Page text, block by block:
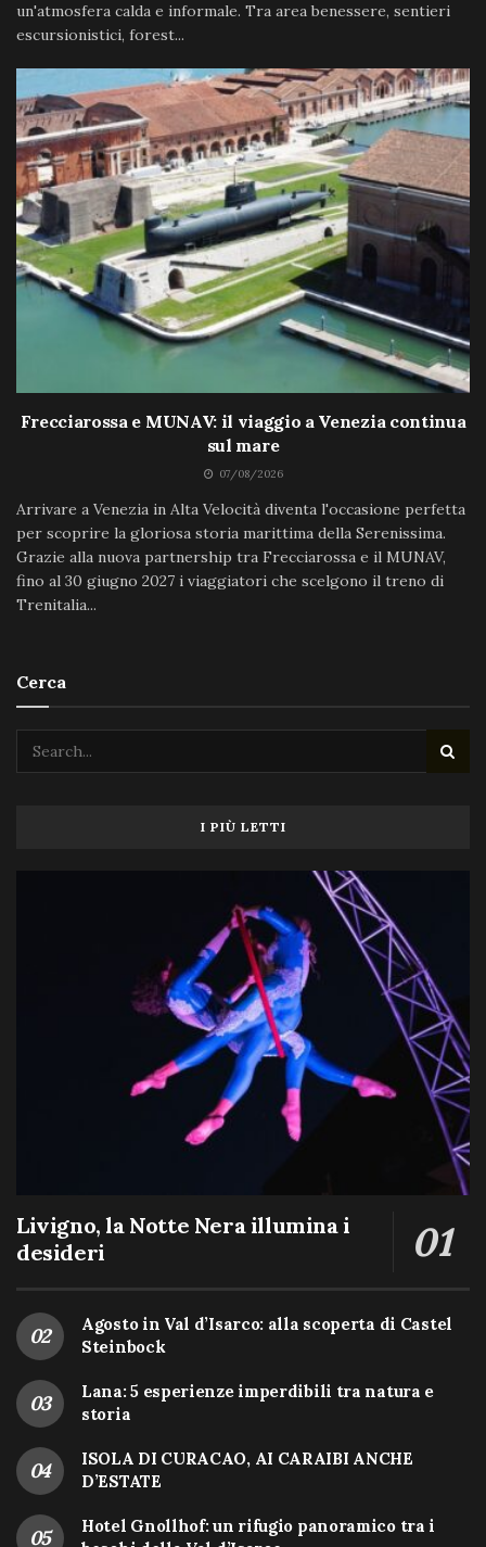
un'atmosfera calda e informale. Tra area benessere, sentieri
escursionistici, forest...
Frecciarossa e MUNAV: il viaggio a Venezia continua
sul mare
07/08/2026
Arrivare a Venezia in Alta Velocità diventa l'occasione perfetta
per scoprire la gloriosa storia marittima della Serenissima.
Grazie alla nuova partnership tra Frecciarossa e il MUNAV,
fino al 30 giugno 2027 i viaggiatori che scelgono il treno di
Trenitalia...
Cerca
I PIÙ LETTI
Livigno, la Notte Nera illumina i
desideri
Agosto in Val d’Isarco: alla scoperta di Castel
Steinbock
Lana: 5 esperienze imperdibili tra natura e
storia
ISOLA DI CURACAO, AI CARAIBI ANCHE
D’ESTATE
Hotel Gnollhof: un rifugio panoramico tra i